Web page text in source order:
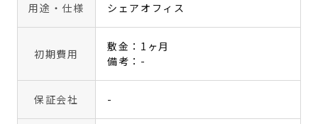
用途・仕様 シェアオフィス
初期費用
敷金：1ヶ月
備考：-
保証会社 -